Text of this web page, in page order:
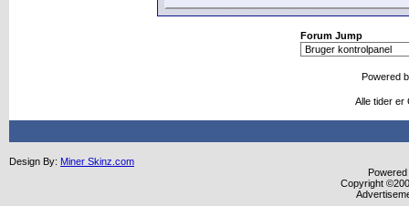
Forum Jump
Powered
Alle tider er
Design By: Miner Skinz.com
Copyright